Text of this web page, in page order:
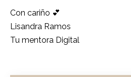
Con cariño 💕
Lisandra Ramos
Tu mentora Digital